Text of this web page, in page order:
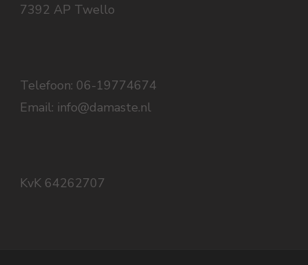
7392 AP Twello
Telefoon: 06-19774674
Email: info@damaste.nl
KvK 64262707